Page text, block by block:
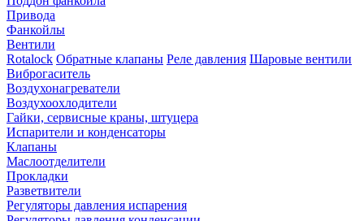
Привода
Фанкойлы
Вентили
Rotalock Обратные клапаны Реле давления Шаровые вентили
Виброгаситель
Воздухонагреватели
Воздухоохлодители
Гайки, сервисные краны, штуцера
Испарители и конденсаторы
Клапаны
Маслоотделители
Прокладки
Разветвители
Регуляторы давления испарения